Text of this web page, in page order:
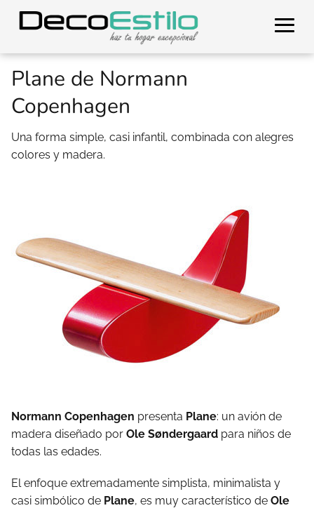
Plane de Normann
Copenhagen
Una forma simple, casi infantil, combinada con alegres
colores y madera.
Normann Copenhagen presenta Plane: un avión de
madera diseñado por Ole Søndergaard para niños de
todas las edades.
El enfoque extremadamente simplista, minimalista y
casi simbólico de Plane, es muy característico de Ole